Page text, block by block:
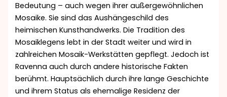
Bedeutung – auch wegen ihrer außergewöhnlichen
Mosaike. Sie sind das Aushängeschild des
heimischen Kunsthandwerks. Die Tradition des
Mosaiklegens lebt in der Stadt weiter und wird in
zahlreichen Mosaik-Werkstätten gepflegt. Jedoch ist
Ravenna auch durch andere historische Fakten
berühmt. Hauptsächlich durch ihre lange Geschichte
und ihrem Status als ehemalige Residenz der